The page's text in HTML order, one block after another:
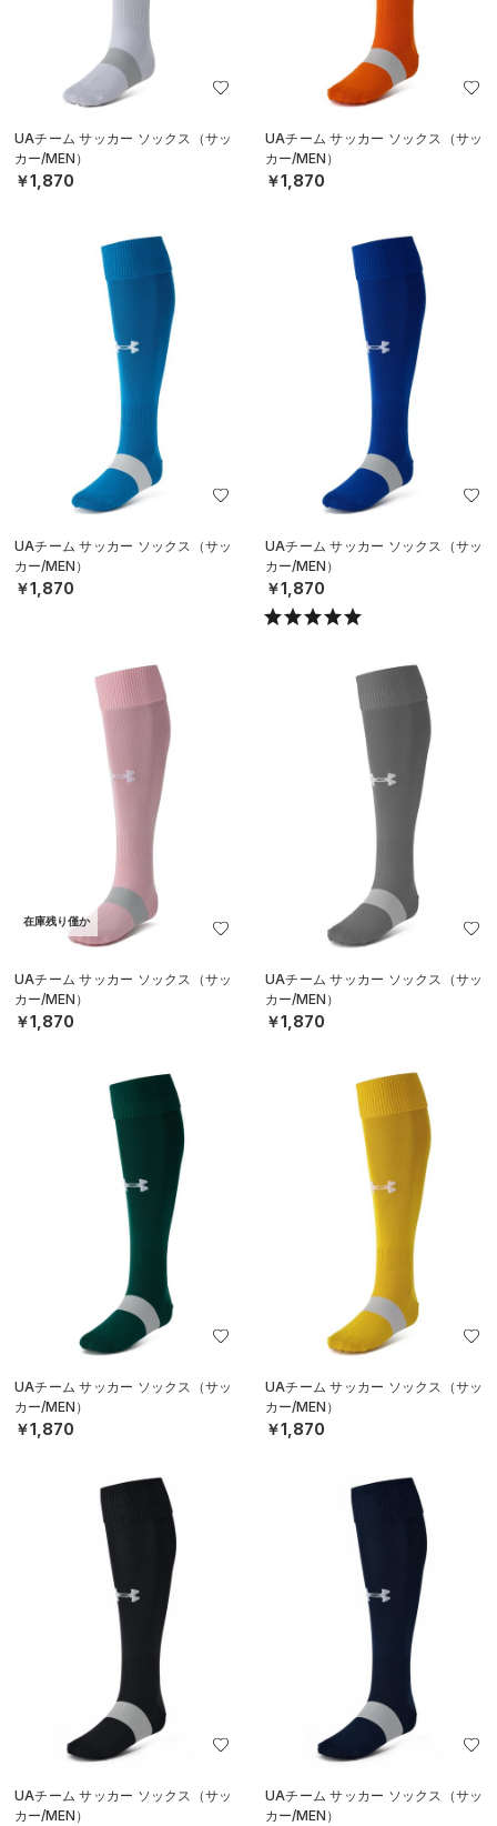
UAチーム サッカー ソックス（サッ
カー/MEN）
￥1,870
UAチーム サッカー ソックス（サッ
カー/MEN）
￥1,870
UAチーム サッカー ソックス（サッ
カー/MEN）
￥1,870
UAチーム サッカー ソックス（サッ
カー/MEN）
￥1,870
在庫残り僅か
UAチーム サッカー ソックス（サッ
カー/MEN）
￥1,870
UAチーム サッカー ソックス（サッ
カー/MEN）
￥1,870
UAチーム サッカー ソックス（サッ
カー/MEN）
￥1,870
UAチーム サッカー ソックス（サッ
カー/MEN）
￥1,870
UAチーム サッカー ソックス（サッ
カー/MEN）
UAチーム サッカー ソックス（サッ
カー/MEN）